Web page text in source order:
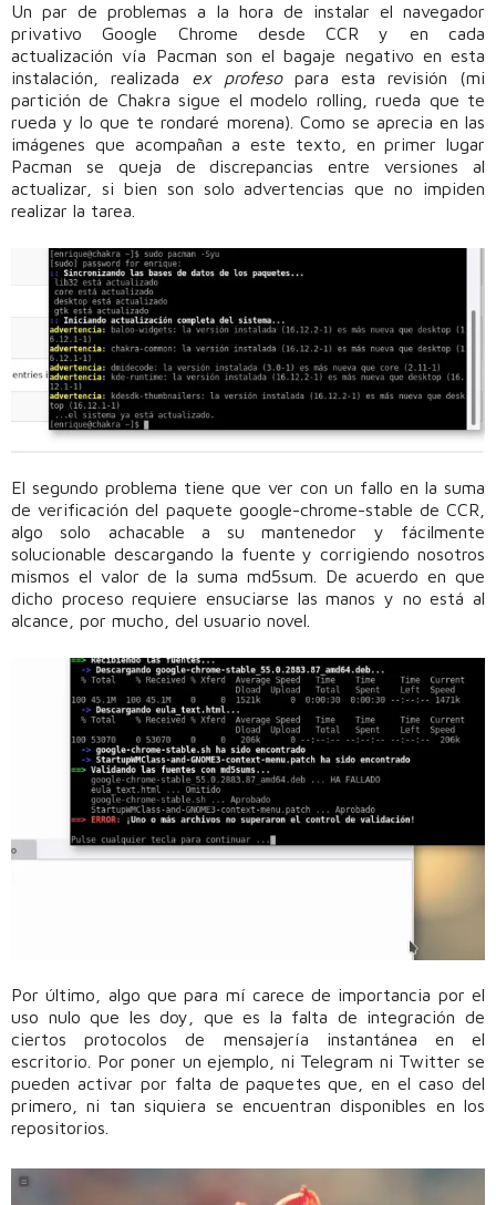
Un par de problemas a la hora de instalar el navegador
privativo Google Chrome desde CCR y en cada
actualización vía Pacman son el bagaje negativo en esta
instalación, realizada ex profesopara esta revisión (mi
partición de Chakra sigue el modelo rolling, rueda que te
rueda y lo que te rondaré morena). Como se aprecia en las
imágenes que acompañan a este texto, en primer lugar
Pacman se queja de discrepancias entre versiones al
actualizar, si bien son solo advertencias que no impiden
realizar la tarea.
El segundo problema tiene que ver con un fallo en la suma
de verificación del paquete google-chrome-stable de CCR,
algo solo achacable a su mantenedor y fácilmente
solucionable descargando la fuente y corrigiendo nosotros
mismos el valor de la suma md5sum. De acuerdo en que
dicho proceso requiere ensuciarse las manos y no está al
alcance, por mucho, del usuario novel.
Por último, algo que para mí carece de importancia por el
uso nulo que les doy, que es la falta de integración de
ciertos protocolos de mensajería instantánea en el
escritorio. Por poner un ejemplo, ni Telegram ni Twitter se
pueden activar por falta de paquetes que, en el caso del
primero, ni tan siquiera se encuentran disponibles en los
repositorios.